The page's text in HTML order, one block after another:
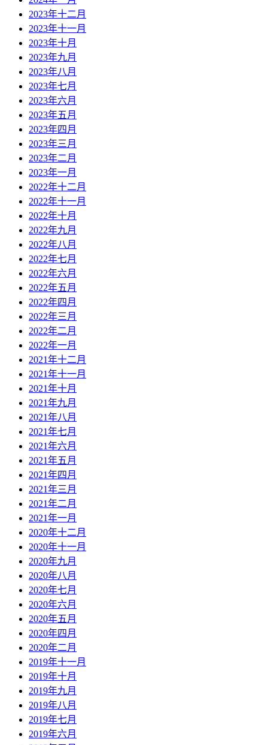
2023年十二月
2023年十一月
2023年十月
2023年九月
2023年八月
2023年七月
2023年六月
2023年五月
2023年四月
2023年三月
2023年二月
2023年一月
2022年十二月
2022年十一月
2022年十月
2022年九月
2022年八月
2022年七月
2022年六月
2022年五月
2022年四月
2022年三月
2022年二月
2022年一月
2021年十二月
2021年十一月
2021年十月
2021年九月
2021年八月
2021年七月
2021年六月
2021年五月
2021年四月
2021年三月
2021年二月
2021年一月
2020年十二月
2020年十一月
2020年九月
2020年八月
2020年七月
2020年六月
2020年五月
2020年四月
2020年二月
2019年十一月
2019年十月
2019年九月
2019年八月
2019年七月
2019年六月